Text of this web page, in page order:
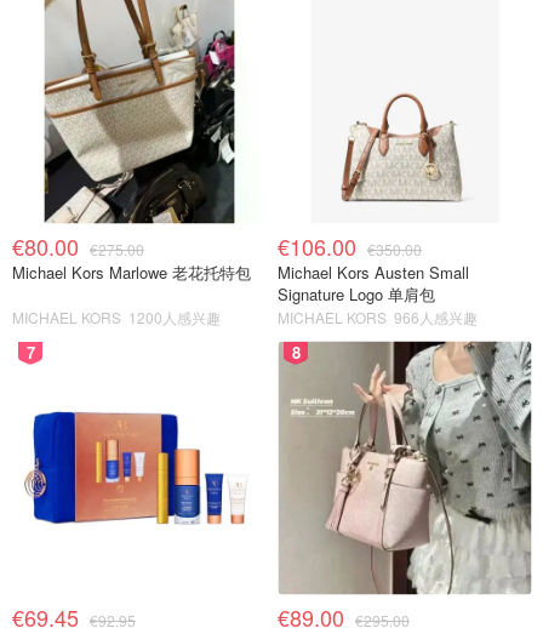
€80.00 €275.00
Michael Kors Marlowe 老花托特包
MICHAEL KORS 1200人感兴趣
€106.00 €350.00
Michael Kors Austen Small
Signature Logo 单肩包
MICHAEL KORS 966人感兴趣
7
€69.45 €92.95
8
€89.00 €295.00